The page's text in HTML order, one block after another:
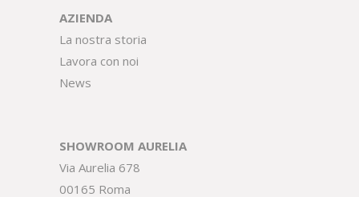
AZIENDA
La nostra storia
Lavora con noi
News
SHOWROOM AURELIA
Via Aurelia 678
00165 Roma